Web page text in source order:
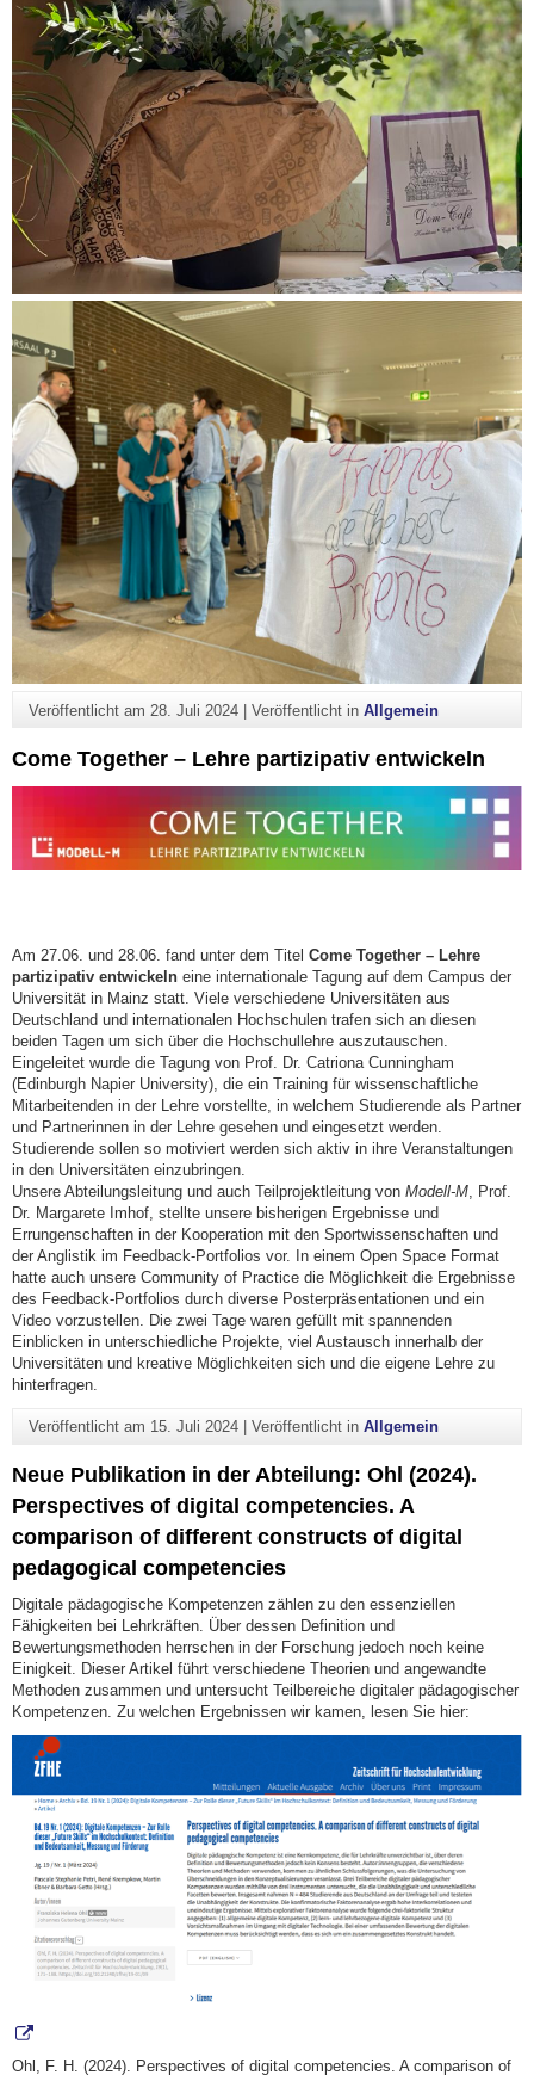
Veröffentlicht am 28. Juli 2024| Veröffentlicht in Allgemein
Come Together – Lehre partizipativ entwickeln
Am 27.06. und 28.06. fand unter dem Titel Come Together – Lehre
partizipativ entwickeln eine internationale Tagung auf dem Campus der
Universität in Mainz statt. Viele verschiedene Universitäten aus
Deutschland und internationalen Hochschulen trafen sich an diesen
beiden Tagen um sich über die Hochschullehre auszutauschen.
Eingeleitet wurde die Tagung von Prof. Dr. Catriona Cunningham
(Edinburgh Napier University), die ein Training für wissenschaftliche
Mitarbeitenden in der Lehre vorstellte, in welchem Studierende als Partner
und Partnerinnen in der Lehre gesehen und eingesetzt werden.
Studierende sollen so motiviert werden sich aktiv in ihre Veranstaltungen
in den Universitäten einzubringen.
Unsere Abteilungsleitung und auch Teilprojektleitung von Modell-M , Prof.
Dr. Margarete Imhof, stellte unsere bisherigen Ergebnisse und
Errungenschaften in der Kooperation mit den Sportwissenschaften und
der Anglistik im Feedback-Portfolios vor. In einem Open Space Format
hatte auch unsere Community of Practice die Möglichkeit die Ergebnisse
des Feedback-Portfolios durch diverse Posterpräsentationen und ein
Video vorzustellen. Die zwei Tage waren gefüllt mit spannenden
Einblicken in unterschiedliche Projekte, viel Austausch innerhalb der
Universitäten und kreative Möglichkeiten sich und die eigene Lehre zu
hinterfragen.
Veröffentlicht am 15. Juli 2024| Veröffentlicht in Allgemein
Neue Publikation in der Abteilung: Ohl (2024).
Perspectives of digital competencies. A
comparison of different constructs of digital
pedagogical competencies
Digitale pädagogische Kompetenzen zählen zu den essenziellen
Fähigkeiten bei Lehrkräften. Über dessen Definition und
Bewertungsmethoden herrschen in der Forschung jedoch noch keine
Einigkeit. Dieser Artikel führt verschiedene Theorien und angewandte
Methoden zusammen und untersucht Teilbereiche digitaler pädagogischer
Kompetenzen. Zu welchen Ergebnissen wir kamen, lesen Sie hier:
Ohl, F. H. (2024). Perspectives of digital competencies. A comparison of